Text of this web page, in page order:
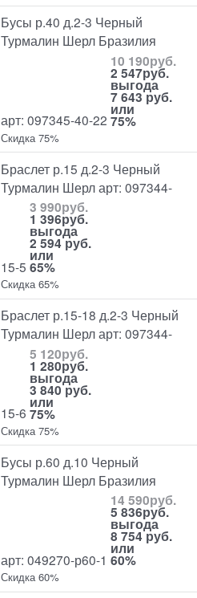
Бусы р.40 д.2-3 Черный
Турмалин Шерл Бразилия
арт: 097345-40-22
10 190руб.
2 547руб.
выгода
7 643 руб.
или
75%
Скидка 75%
Браслет р.15 д.2-3 Черный
Турмалин Шерл арт: 097344-
15-5
3 990руб.
1 396руб.
выгода
2 594 руб.
или
65%
Скидка 65%
Браслет р.15-18 д.2-3 Черный
Турмалин Шерл арт: 097344-
15-6
5 120руб.
1 280руб.
выгода
3 840 руб.
или
75%
Скидка 75%
Бусы р.60 д.10 Черный
Турмалин Шерл Бразилия
арт: 049270-р60-1
14 590руб.
5 836руб.
выгода
8 754 руб.
или
60%
Скидка 60%